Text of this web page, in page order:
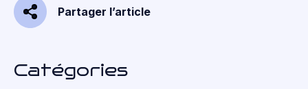
Partager l’article
Catégories